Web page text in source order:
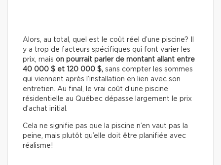
Alors, au total, quel est le coût réel d’une piscine? Il
y a trop de facteurs spécifiques qui font varier les
prix, mais on pourrait parler de montant allant entre
40 000 $ et 120 000 $, sans compter les sommes
qui viennent après l’installation en lien avec son
entretien. Au final, le vrai coût d’une piscine
résidentielle au Québec dépasse largement le prix
d’achat initial.
Cela ne signifie pas que la piscine n’en vaut pas la
peine, mais plutôt qu’elle doit être planifiée avec
réalisme!